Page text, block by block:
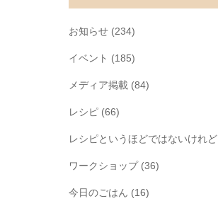
お知らせ (234)
イベント (185)
メディア掲載 (84)
レシピ (66)
レシピというほどではないけれど
ワークショップ(36)
今日のごはん (16)